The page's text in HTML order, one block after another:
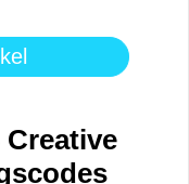
Creative